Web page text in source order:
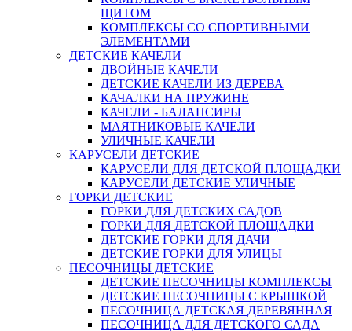
ЩИТОМ
КОМПЛЕКСЫ СО СПОРТИВНЫМИ
ЭЛЕМЕНТАМИ
ДЕТСКИЕ КАЧЕЛИ
ДВОЙНЫЕ КАЧЕЛИ
ДЕТСКИЕ КАЧЕЛИ ИЗ ДЕРЕВА
КАЧАЛКИ НА ПРУЖИНЕ
КАЧЕЛИ - БАЛАНСИРЫ
МАЯТНИКОВЫЕ КАЧЕЛИ
УЛИЧНЫЕ КАЧЕЛИ
КАРУСЕЛИ ДЕТСКИЕ
КАРУСЕЛИ ДЛЯ ДЕТСКОЙ ПЛОЩАДКИ
КАРУСЕЛИ ДЕТСКИЕ УЛИЧНЫЕ
ГОРКИ ДЕТСКИЕ
ГОРКИ ДЛЯ ДЕТСКИХ САДОВ
ГОРКИ ДЛЯ ДЕТСКОЙ ПЛОЩАДКИ
ДЕТСКИЕ ГОРКИ ДЛЯ ДАЧИ
ДЕТСКИЕ ГОРКИ ДЛЯ УЛИЦЫ
ПЕСОЧНИЦЫ ДЕТСКИЕ
ДЕТСКИЕ ПЕСОЧНИЦЫ КОМПЛЕКСЫ
ДЕТСКИЕ ПЕСОЧНИЦЫ С КРЫШКОЙ
ПЕСОЧНИЦА ДЕТСКАЯ ДЕРЕВЯННАЯ
ПЕСОЧНИЦА ДЛЯ ДЕТСКОГО САДА